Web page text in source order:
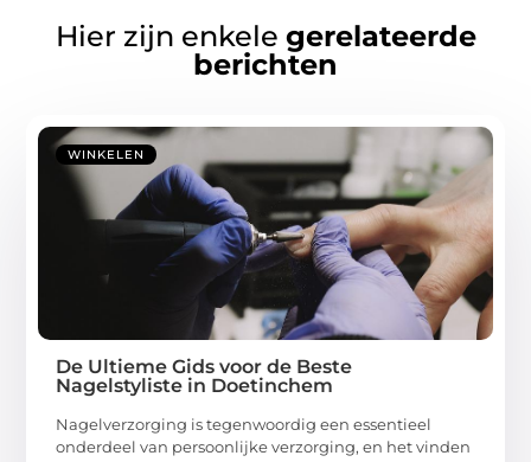
Hier zijn enkele gerelateerde
berichten
WINKELEN
De Ultieme Gids voor de Beste
Nagelstyliste in Doetinchem
Nagelverzorging is tegenwoordig een essentieel
onderdeel van persoonlijke verzorging, en het vinden